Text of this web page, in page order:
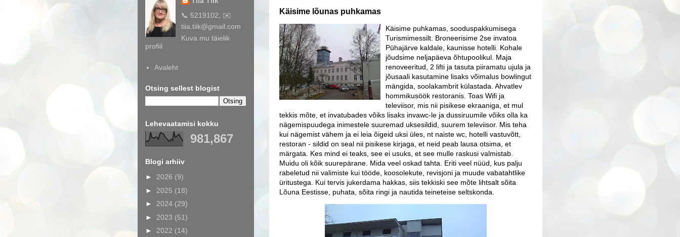
Käisime lõunas puhkamas
Käisime puhkamas, sooduspakkumisega
Turismimessilt. Broneerisime 2se invatoa
Pühajärve kaldale, kaunisse hotelli. Kohale
jõudsime neljapäeva õhtupoolikul. Maja
renoveeritud, 2 lifti ja tasuta piiramatu ujula ja
jõusaali kasutamine lisaks võimalus bowlingut
mängida, soolakambrit külastada. Ahvatlev
hommikusöök restoranis. Toas Wifi ja
televiisor, mis nii pisikese ekraaniga, et mul
tekkis mõte, et invatubades võiks lisaks invawc-le ja dussiruumile võiks olla ka
nägemispuudega inimestele suuremad uksesildid, suurem televiisor. Mis teha
kui nägemist vähem ja ei leia õigeid uksi üles, nt naiste wc, hotelli vastuvõtt,
restoran - sildid on seal nii pisikese kirjaga, et neid peab lausa otsima, et
märgata. Kes mind ei teaks, see ei usuks, et see mulle raskusi valmistab.
Muidu oli kõik suurepärane. Mida veel oskad tahta. Eriti veel nüüd, kus palju
rabeletud nii valimiste kui tööde, koosolekute, revisjoni ja muude vabatahtlike
üritustega. Kui tervis jukerdama hakkas, siis tekkiski see mõte lihtsalt sõita
Lõuna Eestisse, puhata, sõita ringi ja nautida teineteise seltskonda.
📞 5219102, ✉️
tiia.tiik@gmail.com
Kuva mu täielik
profiil
Avaleht
Otsing sellest blogist
Lehevaatamisi kokku
981,867
Blogi arhiiv
► 2026 (9)
► 2025 (18)
► 2024 (29)
► 2023 (51)
► 2022 (14)